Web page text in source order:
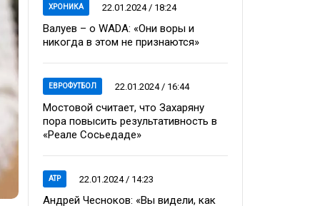
ХРОНИКА 22.01.2024 / 18:24
Валуев – о WADA: «Они воры и
никогда в этом не признаются»
ЕВРОФУТБОЛ 22.01.2024 / 16:44
Мостовой считает, что Захаряну
пора повысить результативность в
«Реале Сосьедаде»
ATP 22.01.2024 / 14:23
Андрей Чесноков: «Вы видели, как